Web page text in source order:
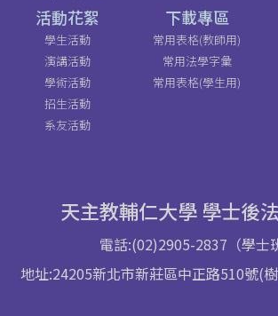
活動花絮
學生活動
演講活動
學術活動
招生活動
系友活動
下載專區
常用表格(教師用)
常用法學字彙
常用表格(學生用)
天主教輔仁大學 學士後
電話:(02)2905-2837（學士
地址:24205新北市新莊區中正路510號(